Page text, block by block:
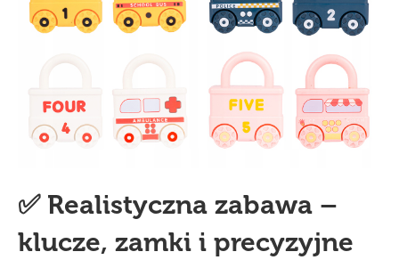
✅ Realistyczna zabawa –
klucze, zamki i precyzyjne